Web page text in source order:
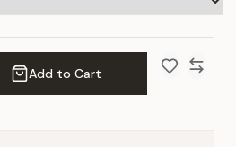
Add to Cart